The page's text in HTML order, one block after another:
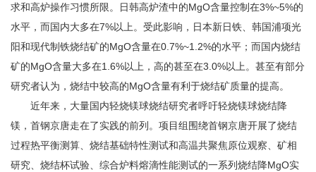
求和高炉操作习惯所限。日韩高炉渣中的MgO含量控制在3%~5%的
水平，而国内大多在7%以上。受此影响，日本新日铁、韩国浦项光
阳和现代制铁烧结矿的MgO含量在0.7%~1.2%的水平；而国内烧结
矿的MgO含量大多在1.6%以上，高的甚至在3.0%以上。甚至有部分
研究者认为，烧结中较高的MgO含量有利于烧结矿质量的提高。
近年来，大量国内轻烧镁球烧结研究者呼吁轻烧镁球烧结降
镁，首钢京唐走在了实践的前列。项目组围绕首钢京唐开展了烧结
过程热平衡测算、烧结基础特性测试和高温共聚焦原位观察、矿相
研究、烧结杯试验、综合炉料熔滴性能测试的一系列烧结降MgO实